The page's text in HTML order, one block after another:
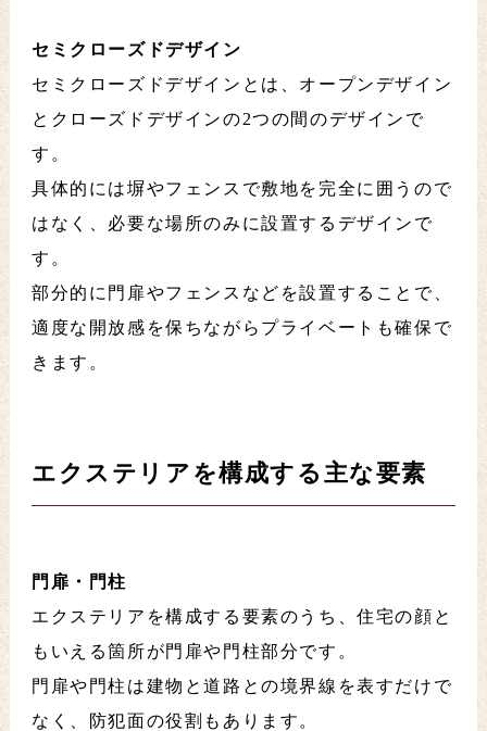
セミクローズドデザイン
セミクローズドデザインとは、オープンデザイン
とクローズドデザインの2つの間のデザインで
す。
具体的には塀やフェンスで敷地を完全に囲うので
はなく、必要な場所のみに設置するデザインで
す。
部分的に門扉やフェンスなどを設置することで、
適度な開放感を保ちながらプライベートも確保で
きます。
エクステリアを構成する主な要素
門扉・門柱
エクステリアを構成する要素のうち、住宅の顔と
もいえる箇所が門扉や門柱部分です。
門扉や門柱は建物と道路との境界線を表すだけで
なく、防犯面の役割もあります。